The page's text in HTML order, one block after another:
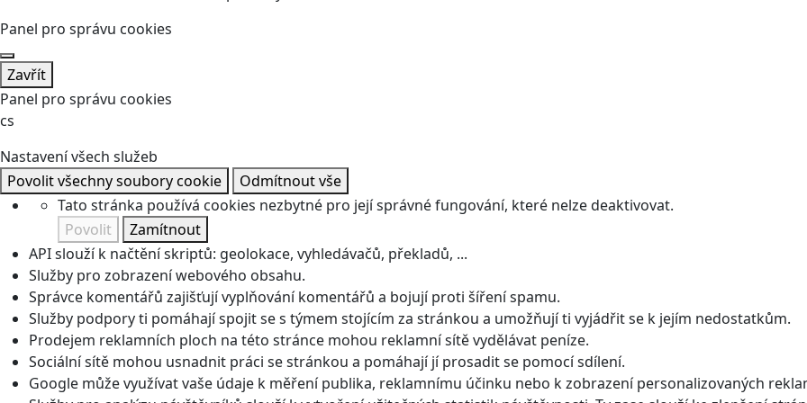
Panel pro správu cookies
Zavřít
Panel pro správu cookies
cs
Nastavení všech služeb
Povolit všechny soubory cookie
Odmítnout vše
Tato stránka používá cookies nezbytné pro její správné fungování, které nelze deaktivovat.
Povolit
Zamítnout
API slouží k načtění skriptů: geolokace, vyhledávačů, překladů, ...
Služby pro zobrazení webového obsahu.
Správce komentářů zajišťují vyplňování komentářů a bojují proti šíření spamu.
Služby podpory ti pomáhají spojit se s týmem stojícím za stránkou a umožňují ti vyjádřit se k jejím nedostatkům.
Prodejem reklamních ploch na této stránce mohou reklamní sítě vydělávat peníze.
Sociální sítě mohou usnadnit práci se stránkou a pomáhají jí prosadit se pomocí sdílení.
Google může využívat vaše údaje k měření publika, reklamnímu účinku nebo k zobrazení personalizovaných